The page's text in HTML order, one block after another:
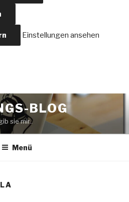
Einstellungen ansehen
BLOG
sie mir..
Menü